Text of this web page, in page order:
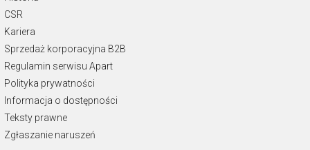
CSR
Kariera
Sprzedaż korporacyjna B2B
Regulamin serwisu Apart
Polityka prywatności
Informacja o dostępności
Teksty prawne
Zgłaszanie naruszeń